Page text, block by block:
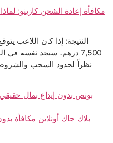
مكافأة إعادة الشحن كازينو:
نظراً لحدود السحب
بلاك جاك أونلاين مكافأة